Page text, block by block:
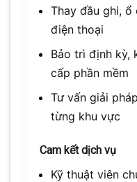
Thay đầu ghi, ổ
điện thoại
Bảo trì định kỳ,
cấp phần mềm
Tư vấn giải
từng khu vực
Cam kết dịch vụ
Kỹ thuật viên